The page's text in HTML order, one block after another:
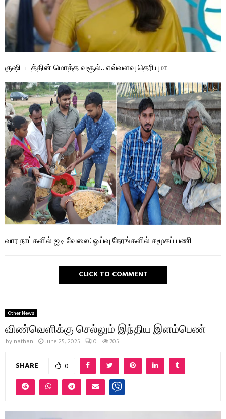
குஷி படத்தின் மொத்த வசூல்.. எவ்வளவு தெரியுமா
வார நாட்களில் ஐடி வேலை; ஓய்வு நேரங்களில் சமூகப் பணி
CLICK TO COMMENT
Other News
விண்வெளிக்கு செல்லும் இந்திய இளம்பெண்
by nathan June 25, 2025 0 705
SHARE 0